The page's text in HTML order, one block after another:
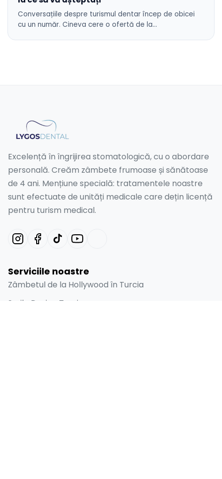
Conversațiile despre turismul dentar încep de obicei
cu un număr. Cineva cere o ofertă de la…
Excelență în îngrijirea stomatologică, cu o abordare
personală. Creăm zâmbete frumoase și sănătoase
de 4 ani. Mențiune specială: tratamentele noastre
sunt efectuate de unități medicale care dețin licență
pentru turism medical.
Serviciile noastre
Zâmbetul de la Hollywood în Turcia
Smile Design Turcia